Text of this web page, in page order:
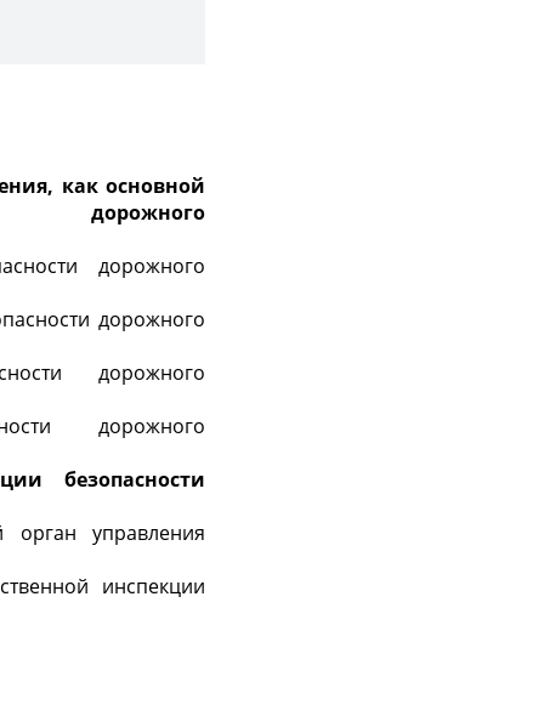
как основной
дорожного
дорожного
дорожного
дорожного
дорожного
безопасности
орган управления
инспекции